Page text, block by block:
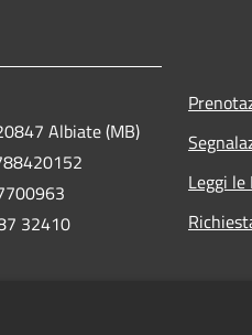
Albiate (MB)
32410
Leggi le